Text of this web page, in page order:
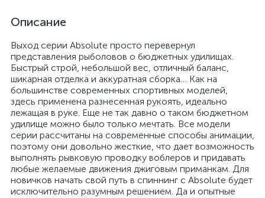
Описание
Выход серии Absolute просто перевернул
представления рыболовов о бюджетных удилищах.
Быстрый строй, небольшой вес, отличный баланс,
шикарная отделка и аккуратная сборка… Как на
большинстве современных спортивных моделей,
здесь применена разнесенная рукоять, идеально
лежащая в руке. Еще не так давно о таком бюджетном
удилище можно было только мечтать. Все модели
серии рассчитаны на современные способы анимации,
поэтому они довольно жесткие, что дает возможность
выполнять рывковую проводку воблеров и придавать
любые желаемые движения джиговым приманкам. Для
новичков начать свой путь в спиннинг с Absolute будет
исключительно разумным решением. Да и опытные